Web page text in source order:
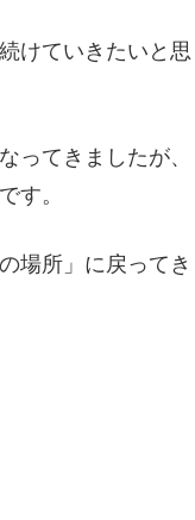
けていきたいと思
ってきましたが、
す。
場所」に戻ってき